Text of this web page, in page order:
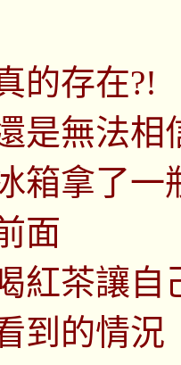
的存在?!
是無法相
箱拿了一
面
紅茶讓自
到的情況